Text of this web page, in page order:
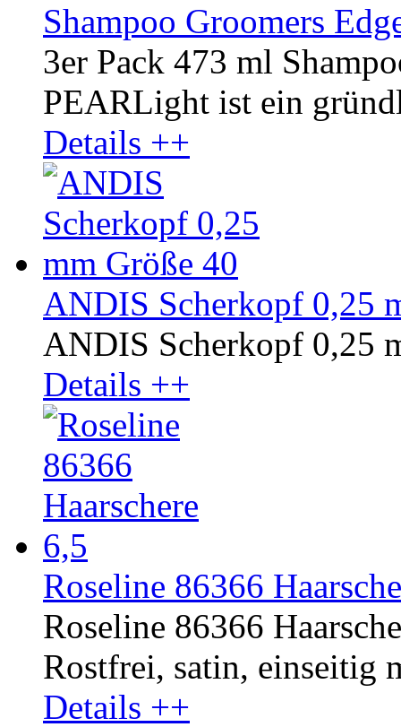
Shampoo Groomers
3er Pack 473 ml
PEARLight ist ein
Details ++
ANDIS Scherkopf 0,25
ANDIS Scherkopf 0,25
Details ++
Roseline 86366
Roseline 86366
Rostfrei, satin, einseitig
Details ++